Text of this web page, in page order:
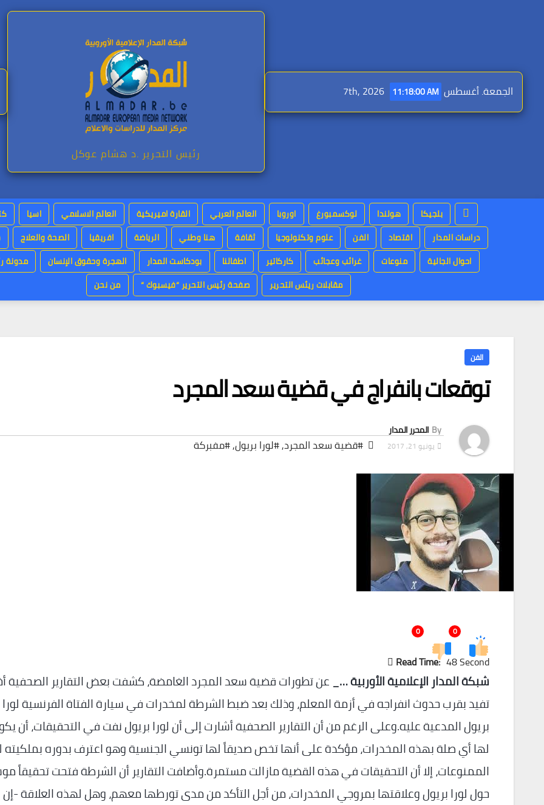
الجمعة. أغسطس 7th, 2026 11:18:01 AM
رئيس التحرير .د هشام عوكل
بلجيكا هولندا لوكسمبورغ اوروبا العالم العربي القارة اميريكية العالم الاسلامي اسيا
دراسات المدار
اقتصاد الفن علوم وتكنولوجيا ثقافة هنا وطني الرياضة افريقيا الصحة والعلاج
احوال الجالية
منوعات غرائب وعجائب كاركاتير اطفالنا بودكاست المدار الهجرة وحقوق الإنسان
مدونة
مقابلات ريئس التحرير
صفحة رئيس التحرير “فيسبوك “ من نحن
الفن
توقعات بانفراج في قضية سعد المجرد
By المحرر المدار
يونيو 21, 2017 #قضية سعد المجرد,#لورا بريول,#مفبركة
0
0
Read Time: 48 Second
شبكة المدار الإعلامية الأوربية …_ عن تطورات قضية سعد المجرد الغامضة، كشفت بعض التقارير الصحفية
تفيد بقرب حدوث انفراجه في أزمة المعلم، وذلك بعد ضبط الشرطة لمخدرات في سيارة الفتاة الفرنسية لورا
بريول المدعية عليه.وعلى الرغم من أن التقارير الصحفية أشارت إلى أن لورا بريول نفت في التحقيقات، أن
لها أي صلة بهذه المخدرات، مؤكدة على أنها تخص صديقاً لها تونسي الجنسية وهو اعترف بدوره
الممنوعات، إلا أن التحقيقات في هذه القضية مازالت مستمرة.وأضافت التقارير أن الشرطة فتحت تحقيقاً
حول لورا بريول وعلاقتها بمروجي المخدرات، من أجل التأكد من مدى تورطها معهم، وهل لهذه العلاقة -إن